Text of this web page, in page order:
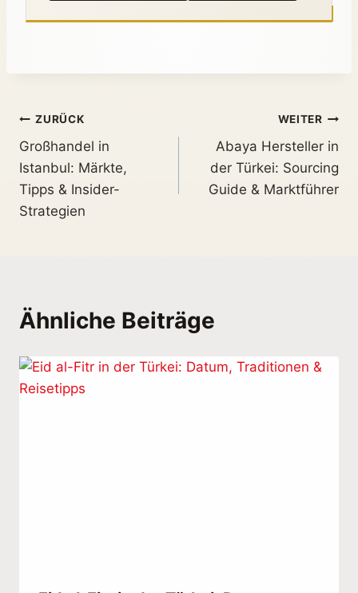
ZURÜCK
Großhandel in
Istanbul: Märkte,
Tipps & Insider-
Strategien
WEITER
Abaya Hersteller in
der Türkei: Sourcing
Guide & Marktführer
Ähnliche Beiträge